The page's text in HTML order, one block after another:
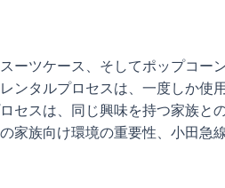
ーツケース、そしてポップコ
ンタルプロセスは、一度しか
セスは、同じ興味を持つ家族
家族向け環境の重要性、小田